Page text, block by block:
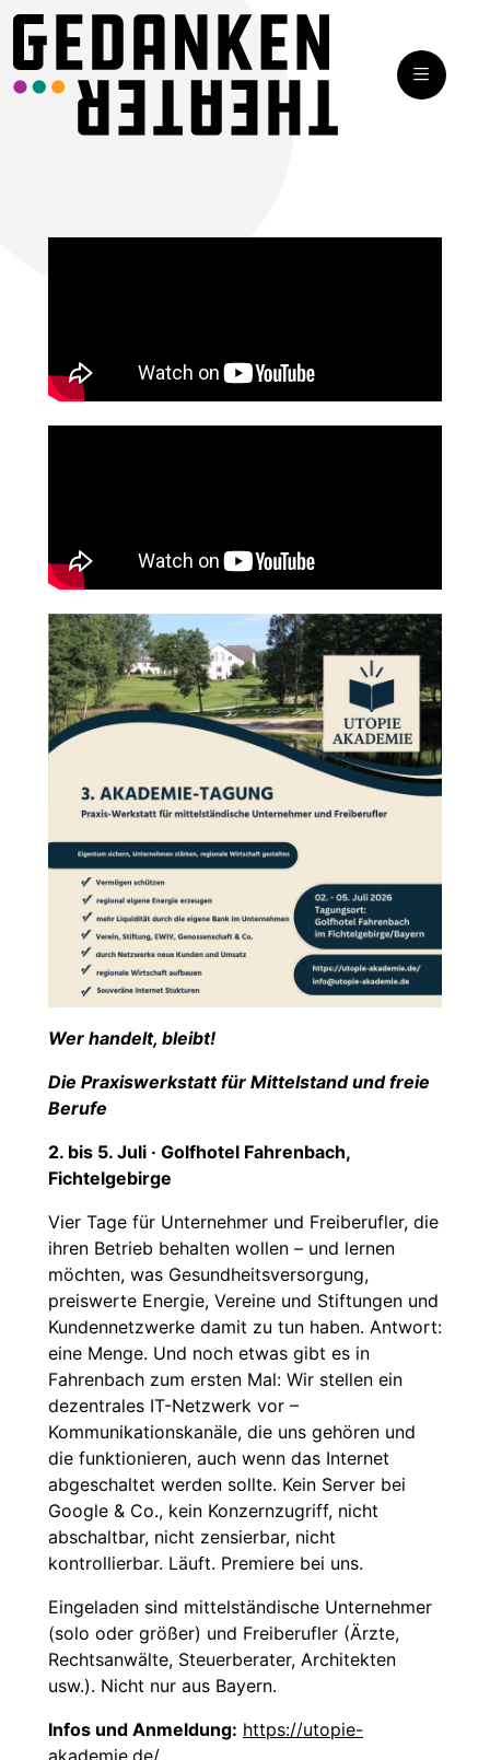
Wer handelt, bleibt!
Die Praxiswerkstatt für Mittelstand und freie
Berufe
2. bis 5. Juli · Golfhotel Fahrenbach,
Fichtelgebirge
Vier Tage für Unternehmer und Freiberufler, die
ihren Betrieb behalten wollen – und lernen
möchten, was Gesundheitsversorgung,
preiswerte Energie, Vereine und Stiftungen und
Kundennetzwerke damit zu tun haben. Antwort:
eine Menge. Und noch etwas gibt es in
Fahrenbach zum ersten Mal: Wir stellen ein
dezentrales IT-Netzwerk vor –
Kommunikationskanäle, die uns gehören und
die funktionieren, auch wenn das Internet
abgeschaltet werden sollte. Kein Server bei
Google & Co., kein Konzernzugriff, nicht
abschaltbar, nicht zensierbar, nicht
kontrollierbar. Läuft. Premiere bei uns.
Eingeladen sind mittelständische Unternehmer
(solo oder größer) und Freiberufler (Ärzte,
Rechtsanwälte, Steuerberater, Architekten
usw.). Nicht nur aus Bayern.
Infos und Anmeldung: https://utopie-